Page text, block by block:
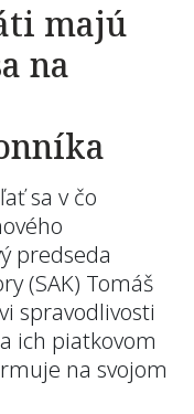
majú
na
sa v čo
predseda
(SAK) Tomáš
spravodlivosti
ich piatkovom
na svojom